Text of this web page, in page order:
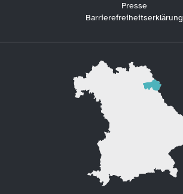
Presse
Barrierefreiheitserklärung